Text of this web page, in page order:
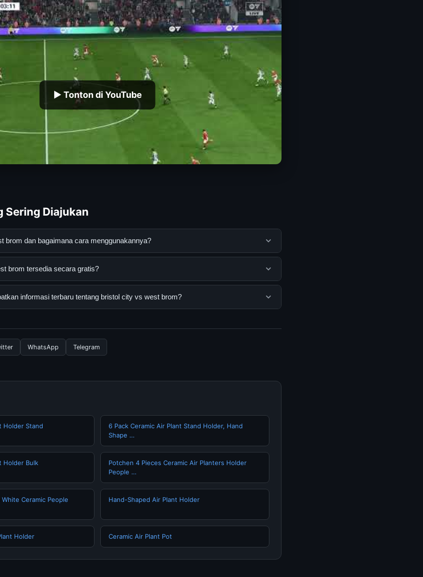
▶ Tonton di YouTube
Sering Diajukan
brom dan bagaimana cara menggunakannya?
layanan digital yang dirancang untuk membantu pengguna mendapatkan
tersedia.
brom tersedia secara gratis?
dapat diakses secara gratis oleh semua pengguna. Tidak ada biaya
informasi terbaru tentang bristol city vs west brom?
WhatsApp Telegram
Holder Stand
6 Pack Ceramic Air Plant Stand Holder, Hand
Shape …
Holder Bulk
Potchen 4 Pieces Ceramic Air Planters Holder
People …
Ceramic People
Hand-Shaped Air Plant Holder
Holder Ceramic Air Plant Pot